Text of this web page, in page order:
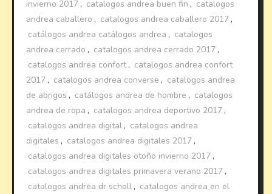
invierno 2017 , catalogos andrea buen fin , catalogos
andrea caballero , catalogos andrea caballero 2017 ,
catálogos andrea catálogos andrea , catalogos
andrea cerrado , catalogos andrea cerrado 2017 ,
catalogos andrea confort, catalogos andrea confort
2017 , catalogos andrea converse , catalogos andrea
de abrigos , catálogos andrea de hombre , catalogos
andrea de ropa , catalogos andrea deportivo 2017 ,
catalogos andrea digital , catalogos andrea
digitales , catalogos andrea digitales 2017 ,
catalogos andrea digitales otoño invierno 2017 ,
catalogos andrea digitales primavera verano 2017 ,
catalogos andrea dr scholl , catalogos andrea en el